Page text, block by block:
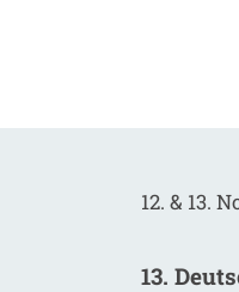
12. & 13.
13.